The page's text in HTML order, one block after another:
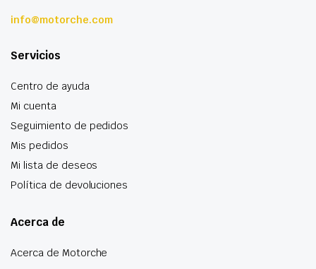
info@motorche.com
Servicios
Centro de ayuda
Mi cuenta
Seguimiento de pedidos
Mis pedidos
Mi lista de deseos
Política de devoluciones
Acerca de
Acerca de Motorche